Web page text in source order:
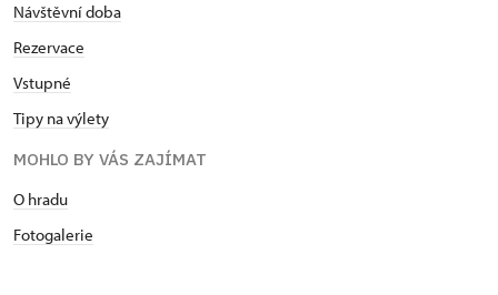
Návštěvní doba
Rezervace
Vstupné
Tipy na výlety
MOHLO BY VÁS ZAJÍMAT
O hradu
Fotogalerie